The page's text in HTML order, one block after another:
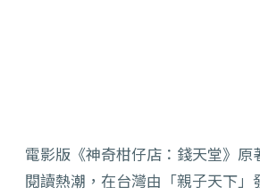
電影版《神奇柑仔店：錢天堂》原
閱讀熱潮，在台灣由「親子天下」